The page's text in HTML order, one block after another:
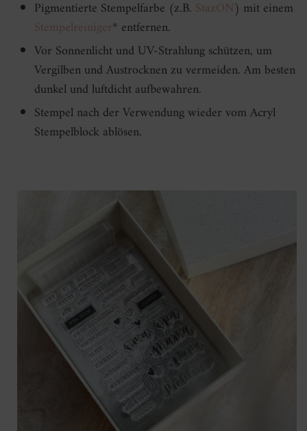
Pigmentierte Stempelfarbe (z.B. StazON) mit einem
Stempelreiniger* entfernen.
Vor Sonnenlicht und UV-Strahlung schützen, um
Vergilben und Austrocknen zu vermeiden. Am besten
dunkel und luftdicht aufbewahren.
Stempel nach der Verwendung wieder vom Acryl
Stempelblock ablösen.